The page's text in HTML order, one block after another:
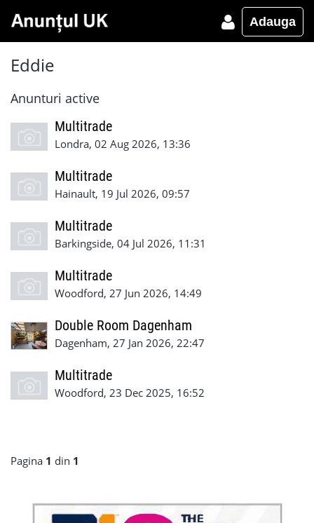
Adauga
Eddie
Anunturi active
Multitrade
Londra, 02 Aug 2026, 13:36
Multitrade
Hainault, 19 Jul 2026, 09:57
Multitrade
Barkingside, 04 Jul 2026, 11:31
Multitrade
Woodford, 27 Jun 2026, 14:49
Double Room Dagenham
Dagenham, 27 Jan 2026, 22:47
Multitrade
Woodford, 23 Dec 2025, 16:52
Pagina 1 din 1